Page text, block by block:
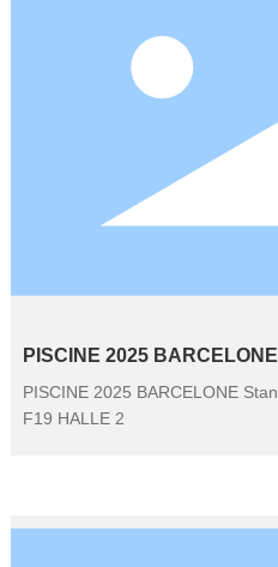
PISCINE 2025 BARCELONE
PISCINE 2025 BARCELONE Stand numéro
F19 HALLE 2